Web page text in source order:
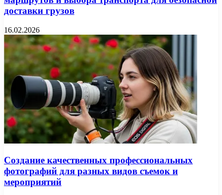
доставки грузов
16.02.2026
Создание качественных профессиональных
фотографий для разных видов съемок и
мероприятий